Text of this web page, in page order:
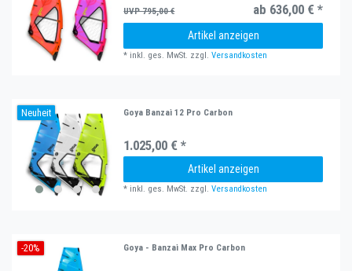
UVP 795,00 € ab 636,00 € *
Artikel anzeigen
* inkl. ges. MwSt. zzgl.Versandkosten
Neuheit Goya Banzai 12 Pro Carbon
1.025,00 € *
Artikel anzeigen
* inkl. ges. MwSt. zzgl.Versandkosten
-20% Goya - Banzai Max Pro Carbon